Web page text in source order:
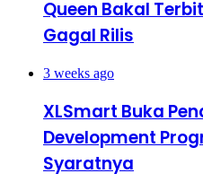
Queen Bakal
Gagal Rilis
3 weeks ago
XLSmart Buka
Development
Syaratnya